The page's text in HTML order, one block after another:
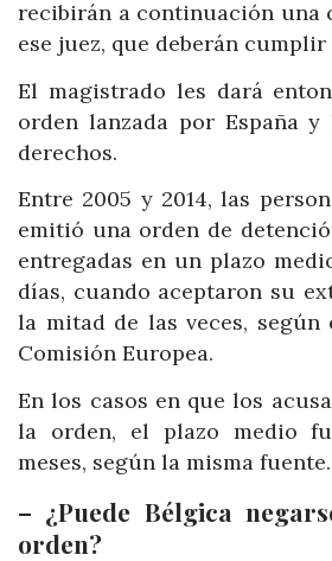
recibirán a continuación una
ese juez, que deberán cumplir
El magistrado les dará
orden lanzada por España
derechos.
Entre 2005 y 2014, las
emitió una orden de
entregadas en un plazo
días, cuando aceptaron su
la mitad de las veces, según
Comisión Europea.
En los casos en que los
la orden, el plazo medio
meses, según la misma fuente.
– ¿Puede Bélgica
orden?